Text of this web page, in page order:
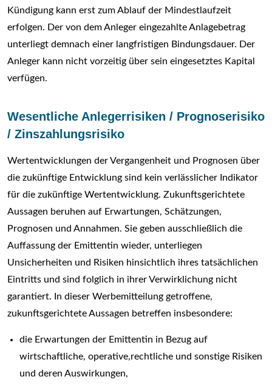
Kündigung kann erst zum Ablauf der Mindestlaufzeit
erfolgen. Der von dem Anleger eingezahlte Anlagebetrag
unterliegt demnach einer langfristigen Bindungsdauer. Der
Anleger kann nicht vorzeitig über sein eingesetztes Kapital
verfügen.
Wesentliche Anlegerrisiken / Prognoserisiko
/ Zinszahlungsrisiko
Wertentwicklungen der Vergangenheit und Prognosen über
die zukünftige Entwicklung sind kein verlässlicher Indikator
für die zukünftige Wertentwicklung. Zukunftsgerichtete
Aussagen beruhen auf Erwartungen, Schätzungen,
Prognosen und Annahmen. Sie geben ausschließlich die
Auffassung der Emittentin wieder, unterliegen
Unsicherheiten und Risiken hinsichtlich ihres tatsächlichen
Eintritts und sind folglich in ihrer Verwirklichung nicht
garantiert. In dieser Werbemitteilung getroffene,
zukunftsgerichtete Aussagen betreffen insbesondere:
die Erwartungen der Emittentin in Bezug auf
wirtschaftliche, operative,rechtliche und sonstige Risiken
und deren Auswirkungen,